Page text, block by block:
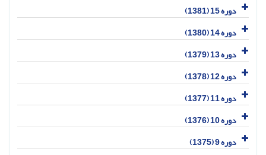
دوره 15 (1381)
دوره 14 (1380)
دوره 13 (1379)
دوره 12 (1378)
دوره 11 (1377)
دوره 10 (1376)
دوره 9 (1375)